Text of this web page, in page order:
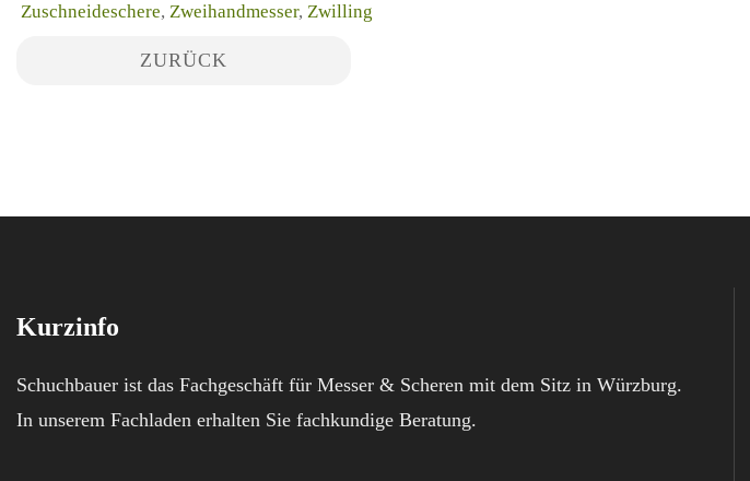
Zuschneideschere, Zweihandmesser, Zwilling
ZURÜCK
Kurzinfo
Schuchbauer ist das Fachgeschäft für Messer & Scheren mit dem Sitz in Würzburg.
In unserem Fachladen erhalten Sie fachkundige Beratung.